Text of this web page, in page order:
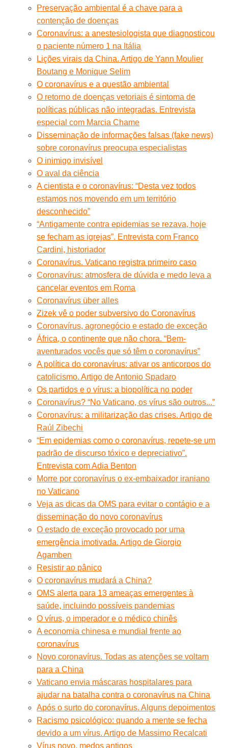
Preservação ambiental é a chave para a
contenção de doenças
Coronavírus: a anestesiologista que diagnosticou
o paciente número 1 na Itália
Lições virais da China. Artigo de Yann Moulier
Boutang e Monique Selim
O coronavírus e a questão ambiental
O retorno de doenças vetoriais é sintoma de
políticas públicas não integradas. Entrevista
especial com Marcia Chame
Disseminação de informações falsas (fake news)
sobre coronavírus preocupa especialistas
O inimigo invisível
O aval da ciência
A cientista e o coronavírus: “Desta vez todos
estamos nos movendo em um território
desconhecido”
“Antigamente contra epidemias se rezava, hoje
se fecham as igrejas”. Entrevista com Franco
Cardini, historiador
Coronavírus. Vaticano registra primeiro caso
Coronavírus: atmosfera de dúvida e medo leva a
cancelar eventos em Roma
Coronavírus über alles
Zizek vê o poder subversivo do Coronavírus
Coronavírus, agronegócio e estado de exceção
África, o continente que não chora. “Bem-
aventurados vocês que só têm o coronavírus”
A política do coronavírus: ativar os anticorpos do
catolicismo. Artigo de Antonio Spadaro
Os partidos e o vírus: a biopolítica no poder
Coronavírus? “No Vaticano, os vírus são outros...”
Coronavírus: a militarização das crises. Artigo de
Raúl Zibechi
“Em epidemias como o coronavírus, repete-se um
padrão de discurso tóxico e depreciativo”.
Entrevista com Adia Benton
Morre por coronavírus o ex-embaixador iraniano
no Vaticano
Veja as dicas da OMS para evitar o contágio e a
disseminação do novo coronavírus
O estado de exceção provocado por uma
emergência imotivada. Artigo de Giorgio
Agamben
Resistir ao pânico
O coronavírus mudará a China?
OMS alerta para 13 ameaças emergentes à
saúde, incluindo possíveis pandemias
O vírus, o imperador e o médico chinês
A economia chinesa e mundial frente ao
coronavírus
Novo coronavírus. Todas as atenções se voltam
para a China
Vaticano envia máscaras hospitalares para
ajudar na batalha contra o coronavírus na China
Após o surto do coronavírus. Alguns depoimentos
Racismo psicológico: quando a mente se fecha
devido a um vírus. Artigo de Massimo Recalcati
Vírus novo, medos antigos